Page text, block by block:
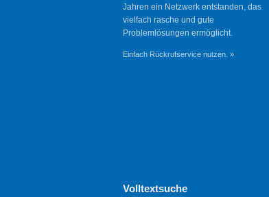
Jahren ein Netzwerk entstanden, das
vielfach rasche und gute
Problemlösungen ermöglicht.
Einfach Rückrufservice nutzen. »
Volltextsuche